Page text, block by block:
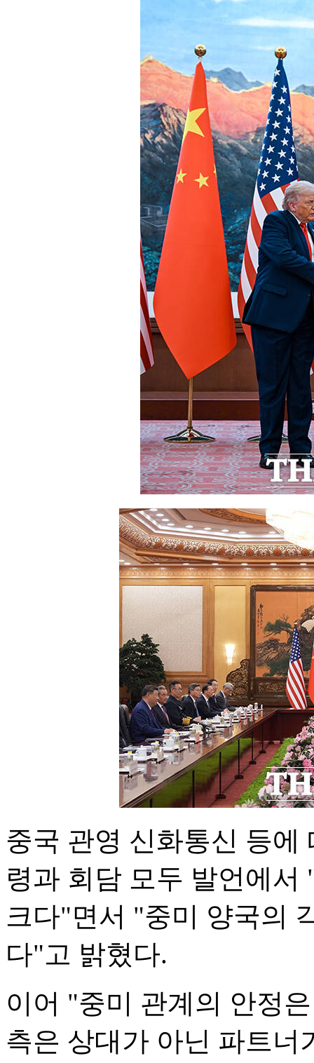
중국 관영 신화통신 등에
령과 회담 모두 발언에
크다"면서 "중미 양국의
다"고 밝혔다.
이어 "중미 관계의 안정
측은 상대가 아닌 파트너